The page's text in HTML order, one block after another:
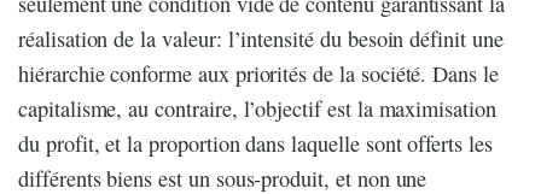
réalisation de la valeur: l’intensité du besoin définit une
hiérarchie conforme aux priorités de la société. Dans le
capitalisme, au contraire, l’objectif est la maximisation
du profit, et la proportion dans laquelle sont offerts les
différents biens est un sous-produit, et non une